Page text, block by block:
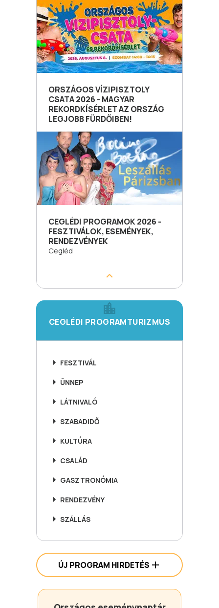
ORSZÁGOS VÍZIPISZTOLY
CSATA 2026 - MAGYAR
REKORDKÍSÉRLET AZ ORSZÁG
LEGJOBB FÜRDŐIBEN!
CEGLÉDI PROGRAMOK 2026 -
FESZTIVÁLOK, ESEMÉNYEK,
RENDEZVÉNYEK
Cegléd
CEGLÉDI PROGRAMTURIZMUS
FESZTIVÁL
ÜNNEP
LÁTNIVALÓ
SZABADIDŐ
KULTÚRA
CSALÁD
GASZTRONÓMIA
RENDEZVÉNY
SZÁLLÁS
ÚJ PROGRAM HIRDETÉS